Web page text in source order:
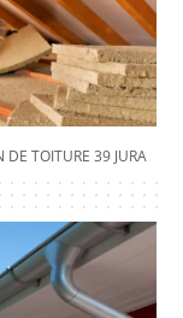
DE TOITURE 39 JURA